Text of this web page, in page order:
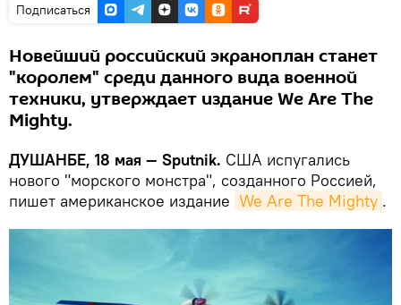
Подписаться
Новейший российский экраноплан станет
"королем" среди данного вида военной
техники, утверждает издание We Are The
Mighty.
ДУШАНБЕ, 18 мая — Sputnik. США испугались
нового "морского монстра", созданного Россией,
пишет американское издание We Are The Mighty .